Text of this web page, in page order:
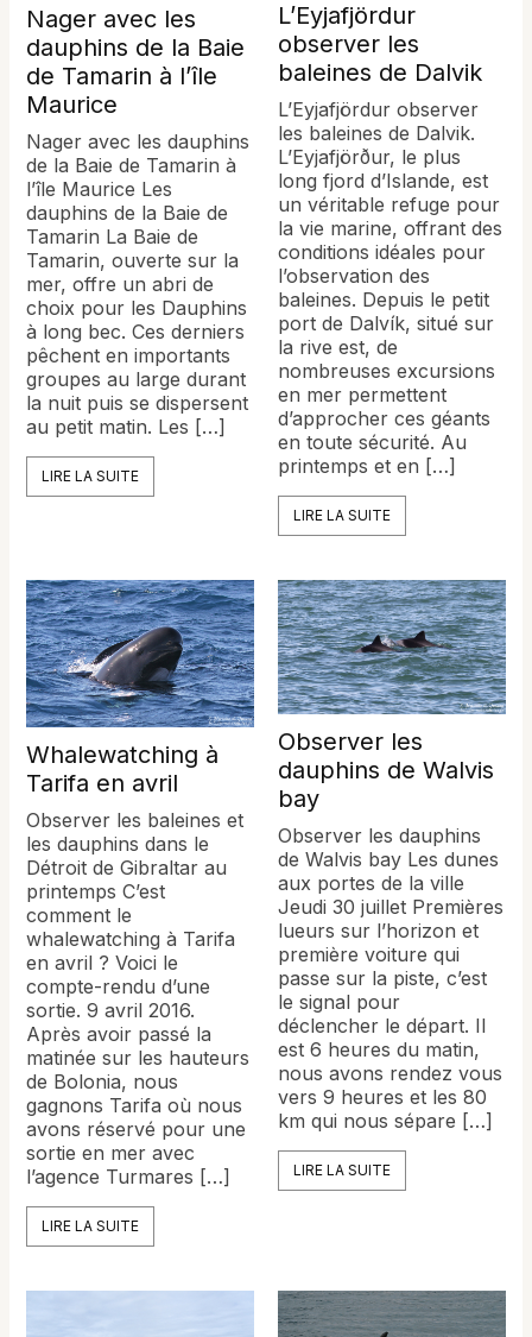
Nager avec les
dauphins de la Baie
de Tamarin à l’île
Maurice
Nager avec les dauphins
de la Baie de Tamarin à
l’île Maurice Les
dauphins de la Baie de
Tamarin La Baie de
Tamarin, ouverte sur la
mer, offre un abri de
choix pour les Dauphins
à long bec. Ces derniers
pêchent en importants
groupes au large durant
la nuit puis se dispersent
au petit matin. Les […]
LIRE LA SUITE
L’Eyjafjördur
observer les
baleines de Dalvik
L’Eyjafjördur observer
les baleines de Dalvik.
L’Eyjafjörður, le plus
long fjord d’Islande, est
un véritable refuge pour
la vie marine, offrant des
conditions idéales pour
l’observation des
baleines. Depuis le petit
port de Dalvík, situé sur
la rive est, de
nombreuses excursions
en mer permettent
d’approcher ces géants
en toute sécurité. Au
printemps et en […]
LIRE LA SUITE
Whalewatching à
Tarifa en avril
Observer les baleines et
les dauphins dans le
Détroit de Gibraltar au
printemps C’est
comment le
whalewatching à Tarifa
en avril ? Voici le
compte-rendu d’une
sortie. 9 avril 2016.
Après avoir passé la
matinée sur les hauteurs
de Bolonia, nous
gagnons Tarifa où nous
avons réservé pour une
sortie en mer avec
l’agence Turmares […]
LIRE LA SUITE
Observer les
dauphins de Walvis
bay
Observer les dauphins
de Walvis bay Les dunes
aux portes de la ville
Jeudi 30 juillet Premières
lueurs sur l’horizon et
première voiture qui
passe sur la piste, c’est
le signal pour
déclencher le départ. Il
est 6 heures du matin,
nous avons rendez vous
vers 9 heures et les 80
km qui nous sépare […]
LIRE LA SUITE